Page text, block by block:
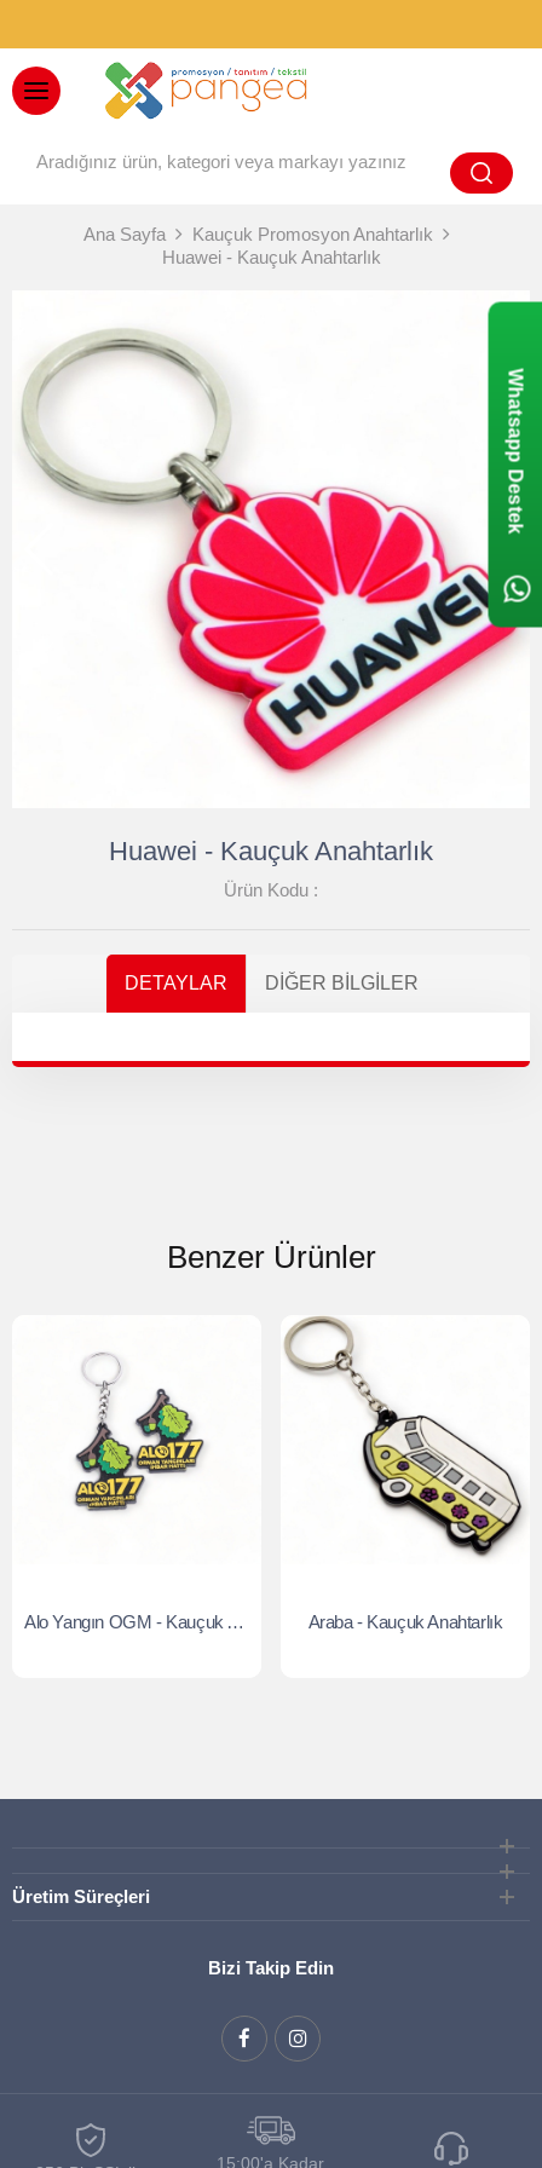
Ana Sayfa
Kauçuk Promosyon Anahtarlık
Huawei - Kauçuk Anahtarlık
Huawei - Kauçuk Anahtarlık
Ürün Kodu :
DETAYLAR DIĞER BILGILER
Benzer Ürünler
Alo Yangın OGM - Kauçuk Anahtarlık Araba - Kauçuk Anahtarlık
Üretim Süreçleri
Bizi Takip Edin
15:00'a Kadar
Whatsapp Destek